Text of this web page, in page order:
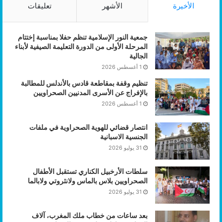
ثقافية زائفة .
انها معركة الافكار داخل قطاعات الهوية الثقافية والتعليمية
وتشمل تكتيكات التسلل و الاختراق للجامعات و صناعة الافلام
والمسرحيات و الفنون الجميلة و الفنون البصرية.
Gene Sharp) وهو كذلك فيلسوف وسياسي وكاتب و مدافع
شرس عن فكرة تغييرالحكم بالاساليب الناعمة فان مراحل
انقلاب الحكم (الانقلاب الناعم ) في البلدان المعادية تمر بخمسة
مراحل هي :
– انهاك النظام القائم .
– الطعن في شرعية النظام .
– احتقان الوضع الداخلي
– خلط الاوراق
– تفكيك المؤسسات .
جيمع هذه المراحل لا يمكن تنفيذها إلا بمساعدة وسائل الاعلام
بمختلف تلويناتها واذرعتها والتي تلعب ادوار مهمة في جميع
المراحل ومن ضمن الاساليب المتبعة استراتيجية التلاعب
الأخيرة الأشهر تعليقات
جمعية النور الإسلامية تنظم حفلا بمناسبة إختتام
المرحلة الأولى من الدورة التعليمة الصيفية لأبناء
الجالية
1 أغسطس 2026
تنظيم وقفة بمقاطعة قادس بالأندلس للمطالبة
بالإفراج عن الأسرى المدنيين الصحراويين
1 أغسطس 2026
انتصار قضائي للهوية الصحراوية في ملفات
الجنسية الاسبانية
31 يوليو 2026
سلطات الأرخبيل الكناري تستقبل الأطفال
الصحراويين بلاس بالماس ولانثروتي ولابالما
31 يوليو 2026
بعد ساعات من خطاب ملك المغرب، آلاف